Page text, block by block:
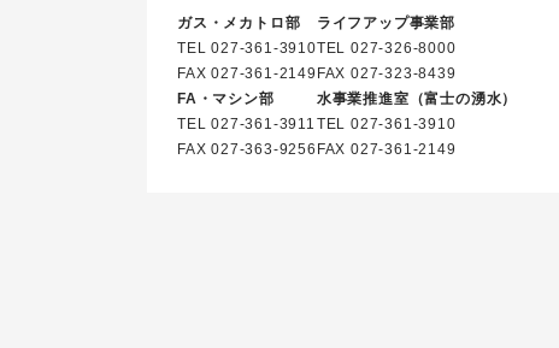
ガス・メカトロ部
TEL027-361-3910
FAX 027-361-2149
ライフアップ事業部
TEL027-326-8000
FAX 027-323-8439
FA・マシン部
TEL027-361-3911
FAX 027-363-9256
水事業推進室 （富士の湧水）
TEL027-361-3910
FAX 027-361-2149